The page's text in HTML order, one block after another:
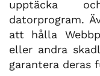
upptäcka
datorprogram.
att hålla
eller andra
garantera deras